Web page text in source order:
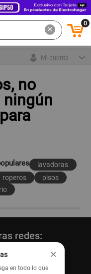
0
Mi cuenta
no
lavadoras
roperos
pisos
redes:
×
en todo lo que